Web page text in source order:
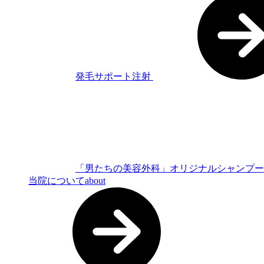
発毛サポート注射
「男たちの美容外科」オリジナルシャンプ
当院についてabout